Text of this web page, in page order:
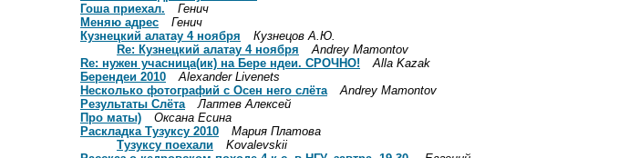
Гоша приехал.
Генич
Меняю адрес
Генич
Кузнецкий алатау 4 ноября
Кузнецов А.Ю.
Re: Кузнецкий алатау 4 ноября
Andrey Mamontov
Re: нужен учасница(ик) на Бере ндеи. СРОЧНО!
Alla Kazak
Берендеи 2010
Alexander Livenets
Несколько фотографий с Осен него слёта
Andrey Mamontov
Результаты Слёта
Лаптев Алексей
Про маты)
Оксана Есина
Раскладка Тузуксу 2010
Мария Платова
Тузуксу поехали
Kovalevskii